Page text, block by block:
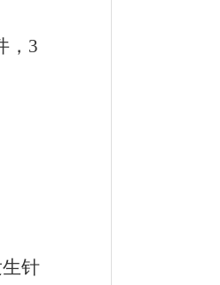
，3
针